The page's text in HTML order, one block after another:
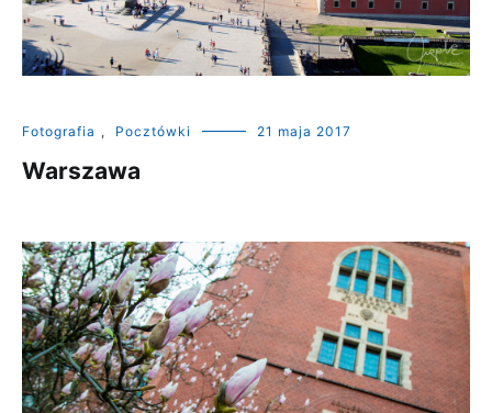
Fotografia , Pocztówki 21 maja 2017
Warszawa